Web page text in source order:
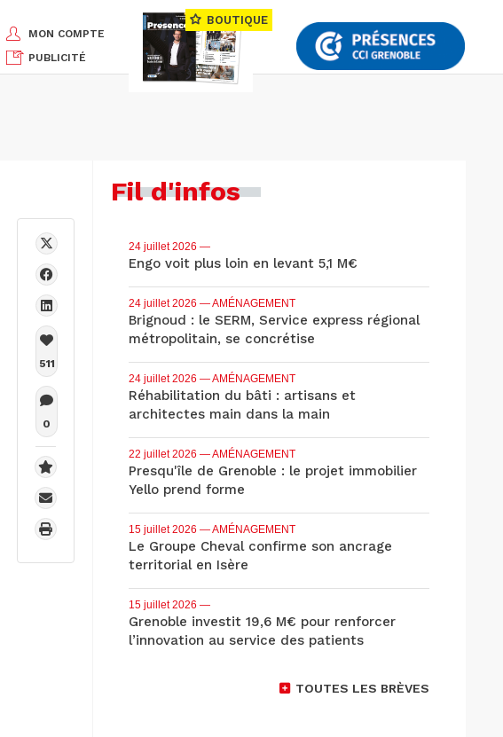
MON COMPTE
PUBLICITÉ
BOUTIQUE
511
0
Fil d'infos
24 juillet 2026 —
Engo voit plus loin en levant 5,1 M€
24 juillet 2026 — AMÉNAGEMENT
Brignoud : le SERM, Service express régional
métropolitain, se concrétise
24 juillet 2026 — AMÉNAGEMENT
Réhabilitation du bâti : artisans et
architectes main dans la main
22 juillet 2026 — AMÉNAGEMENT
Presqu'île de Grenoble : le projet immobilier
Yello prend forme
15 juillet 2026 — AMÉNAGEMENT
Le Groupe Cheval confirme son ancrage
territorial en Isère
15 juillet 2026 —
Grenoble investit 19,6 M€ pour renforcer
l’innovation au service des patients
TOUTES LES BRÈVES